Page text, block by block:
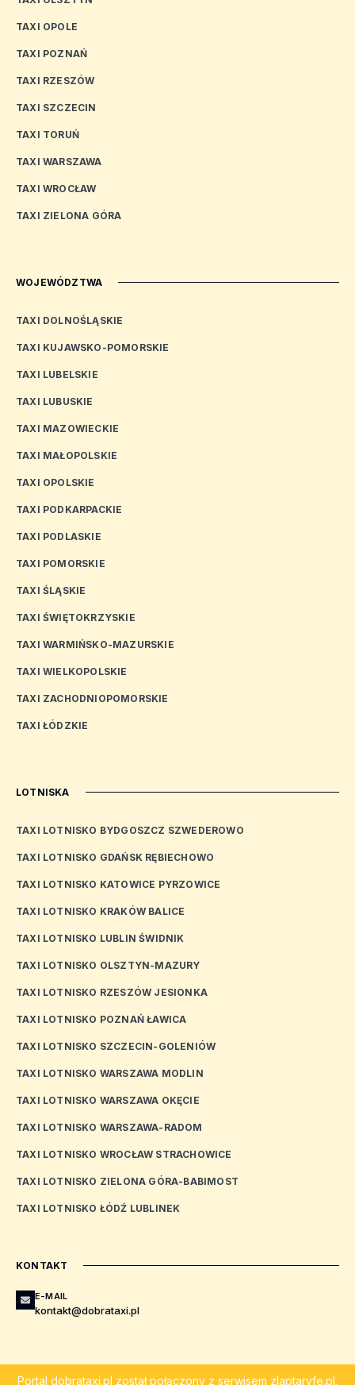
TAXI OPOLE
TAXI POZNAŃ
TAXI RZESZÓW
TAXI SZCZECIN
TAXI TORUŃ
TAXI WARSZAWA
TAXI WROCŁAW
TAXI ZIELONA GÓRA
WOJEWÓDZTWA
TAXI DOLNOŚLĄSKIE
TAXI KUJAWSKO-POMORSKIE
TAXI LUBELSKIE
TAXI LUBUSKIE
TAXI MAZOWIECKIE
TAXI MAŁOPOLSKIE
TAXI OPOLSKIE
TAXI PODKARPACKIE
TAXI PODLASKIE
TAXI POMORSKIE
TAXI ŚLĄSKIE
TAXI ŚWIĘTOKRZYSKIE
TAXI WARMIŃSKO-MAZURSKIE
TAXI WIELKOPOLSKIE
TAXI ZACHODNIOPOMORSKIE
TAXI ŁÓDZKIE
LOTNISKA
TAXI LOTNISKO BYDGOSZCZ SZWEDEROWO
TAXI LOTNISKO GDAŃSK RĘBIECHOWO
TAXI LOTNISKO KATOWICE PYRZOWICE
TAXI LOTNISKO KRAKÓW BALICE
TAXI LOTNISKO LUBLIN ŚWIDNIK
TAXI LOTNISKO OLSZTYN-MAZURY
TAXI LOTNISKO RZESZÓW JESIONKA
TAXI LOTNISKO POZNAŃ ŁAWICA
TAXI LOTNISKO SZCZECIN-GOLENIÓW
TAXI LOTNISKO WARSZAWA MODLIN
TAXI LOTNISKO WARSZAWA OKĘCIE
TAXI LOTNISKO WARSZAWA-RADOM
TAXI LOTNISKO WROCŁAW STRACHOWICE
TAXI LOTNISKO ZIELONA GÓRA-BABIMOST
TAXI LOTNISKO ŁÓDŹ LUBLINEK
KONTAKT
E-MAIL
kontakt@dobrataxi.pl
Portal dobrataxi.pl został połączony z serwisem zlaptaryfe.pl.